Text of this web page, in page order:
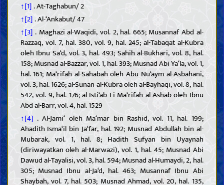
↑[1] . At-Taghabun/ 2
↑[2]. Al-‘Ankabut/ 47
↑[3] . Maghazi al-Waqidi, vol. 2, hal. 665; Musannaf Abd al-
Razzaq, vol. 7, hal. 380, vol. 9, hal. 245; al-Tabaqat al-Kubra
oleh Ibnu Sa‘d, vol. 3, hal. 493; Sahih al-Bukhari, vol. 8, hal.
158; Musnad al-Bazzar, vol. 1, hal. 393; Musnad Abi Ya‘la, vol. 1,
hal. 161; Ma‘rifah al-Sahabah oleh Abu Nu‘aym al-Asbahani,
vol. 3, hal. 1626; al-Sunan al-Kubra oleh al-Bayhaqi, vol. 8, hal.
542, vol. 9, hal. 176; al-Isti‘ab Fi Ma‘rifah al-Ashab oleh Ibnu
Abd al-Barr, vol. 4, hal. 1529
↑[4] . Al-Jami‘ oleh Ma‘mar bin Rashid, vol. 11, hal. 199;
Ahadith Isma‘il bin Ja‘far, hal. 192; Musnad Abdullah bin al-
Mubarak, vol. 1, hal. 8; Hadith Sufyan bin Uyaynah
(diriwayatkan oleh al-Marwazi), vol. 1, hal. 45; Musnad Abi
Dawud al-Tayalisi, vol. 3, hal. 594; Musnad al-Humaydi, 2, hal.
305; Musnad Ibnu al-Ja‘d, hal. 463; Musannaf Ibnu Abi
Shaybah, vol. 7, hal. 503; Musnad Ahmad, vol. 20, hal. 135,